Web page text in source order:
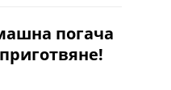
погача